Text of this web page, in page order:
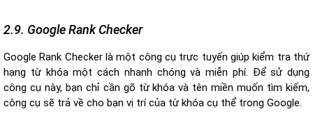
2.9. Google Rank Checker
Google Rank Checker là một công cụ trực tuyến giúp kiểm tra thứ
hạng từ khóa một cách nhanh chóng và miễn phí. Để sử dụng
công cụ này, bạn chỉ cần gõ từ khóa và tên miền muốn tìm kiếm,
công cụ sẽ trả về cho bạn vị trí của từ khóa cụ thể trong Google.